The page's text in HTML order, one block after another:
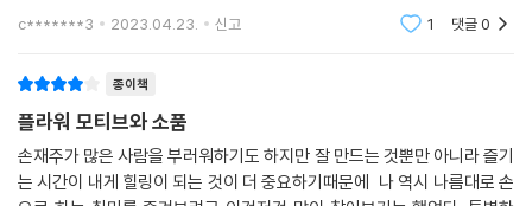
그냥 돈주고 산 것 보다도 더 내마음에 들게 만들 수 있다
c*******3 2023.04.23. 신고 1 댓글0
종이책
플라워 모티브와 소품
손재주가 많은 사람을 부러워하기도 하지만 잘 만드는 것뿐만 아니라 즐기
는 시간이 내게 힐링이 되는 것이 더 중요하기때문에 나 역시 나름대로 손